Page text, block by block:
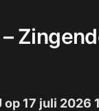
17 juli 2026